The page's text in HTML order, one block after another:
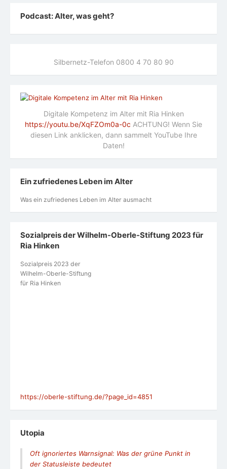
Podcast: Alter, was geht?
Silbernetz-Telefon 0800 4 70 80 90
Digitale Kompetenz im Alter mit Ria Hinken
https://youtu.be/XqFZOm0a-0c ACHTUNG! Wenn Sie
diesen Link anklicken, dann sammelt YouTube Ihre
Daten!
Ein zufriedenes Leben im Alter
Was ein zufriedenes Leben im Alter ausmacht
Sozialpreis der Wilhelm-Oberle-Stiftung 2023 für
Ria Hinken
Sozialpreis 2023 der
Wilhelm-Oberle-Stiftung
für Ria Hinken
https://oberle-stiftung.de/?page_id=4851
Utopia
Oft ignoriertes Warnsignal: Was der grüne Punkt in
der Statusleiste bedeutet